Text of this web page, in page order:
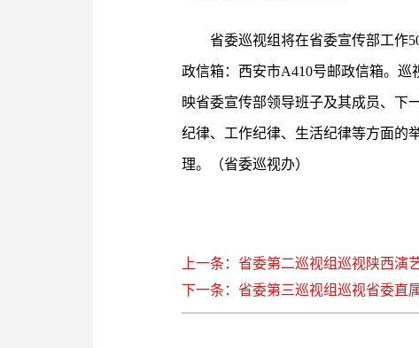
省委巡视组将在省委宣传部工作
政信箱：西安市A410号邮政信箱。巡
映省委宣传部领导班子及其成员、下
纪律、工作纪律、生活纪律等方面的
理。（省委巡视办）
上一条：省委第二巡视组巡视陕西
下一条：省委第三巡视组巡视省委直